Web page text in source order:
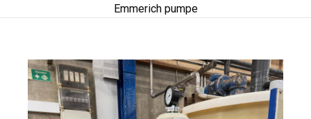
Emmerich pumpe